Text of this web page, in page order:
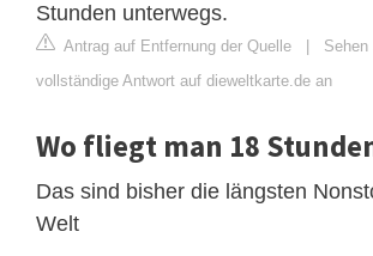
Stunden unterwegs.
Antrag auf Entfernung der Quelle
vollständige Antwort auf dieweltkarte.de an
Wo fliegt man 18
Das sind bisher die längsten
Welt